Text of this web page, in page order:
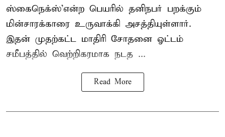
ஸ்கைநெக்ஸ்’என்ற பெயரில் தனிநபர் பறக்கும்
மின்சாரக்காரை உருவாக்கி அசத்தியுள்ளார்.
இதன் முதற்கட்ட மாதிரி சோதனை ஓட்டம்
சமீபத்தில் வெற்றிகரமாக நடத ...
Read More